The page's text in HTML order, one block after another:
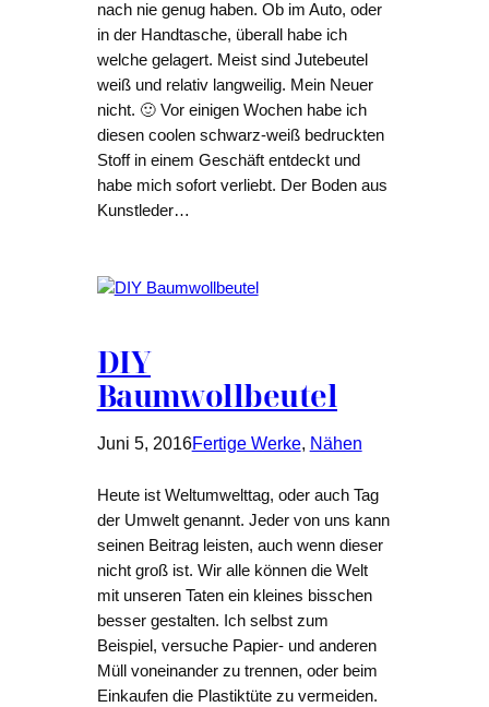
nach nie genug haben. Ob im Auto, oder
in der Handtasche, überall habe ich
welche gelagert. Meist sind Jutebeutel
weiß und relativ langweilig. Mein Neuer
nicht. 🙂 Vor einigen Wochen habe ich
diesen coolen schwarz-weiß bedruckten
Stoff in einem Geschäft entdeckt und
habe mich sofort verliebt. Der Boden aus
Kunstleder…
DIY
Baumwollbeutel
Juni 5, 2016Fertige Werke, Nähen
Heute ist Weltumwelttag, oder auch Tag
der Umwelt genannt. Jeder von uns kann
seinen Beitrag leisten, auch wenn dieser
nicht groß ist. Wir alle können die Welt
mit unseren Taten ein kleines bisschen
besser gestalten. Ich selbst zum
Beispiel, versuche Papier- und anderen
Müll voneinander zu trennen, oder beim
Einkaufen die Plastiktüte zu vermeiden.